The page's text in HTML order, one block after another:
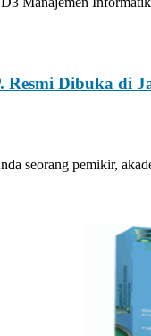
Resmi Dibuka di
seorang pemikir,